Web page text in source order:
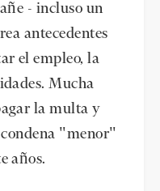
- incluso un
antecedentes
el empleo, la
Mucha
la multa y
"menor"
años.